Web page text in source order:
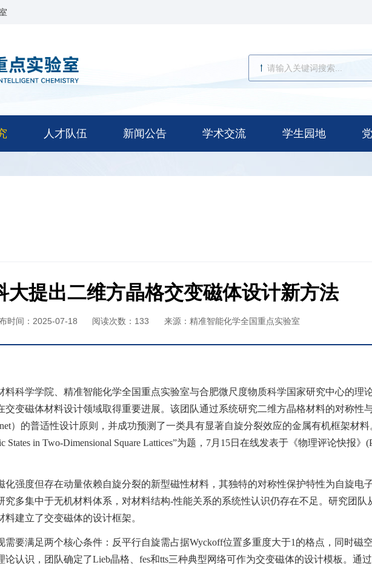
人才队伍 新闻公告 学术交流 学生园地
大提出二维方晶格交变磁体设计新方法
时间：2025-07-18 阅读次数： 133 来源：精准智能化学全国重点实验室
料科学学院、精准智能化学全国重点实验室与合肥微尺度物质科学国家研究中心的理
交变磁体材料设计领域取得重要进展。该团队通过系统研究二维方晶格材料的对称性
）的普适性设计原则，并成功预测了一类具有显著自旋分裂效应的金属有机框架材料
States in Two-Dimensional Square Lattices”为题， 7月 15日在线发表于《物理评论快报》
化强度但存在动量依赖自旋分裂的新型磁性材料，其独特的对称性保护特性为自旋电
究多集中于无机材料体系，对材料结构-性能关系的系统性认识仍存在不足。研究团队
建立了交变磁体的设计框架。
需要满足两个核心条件：反平行自旋需占据Wyckoff位置多重度大于1 的格点，同时磁
论认识，团队确定了Lieb晶格、fes和tts三种典型网络可作为交变磁体的设计模板。通